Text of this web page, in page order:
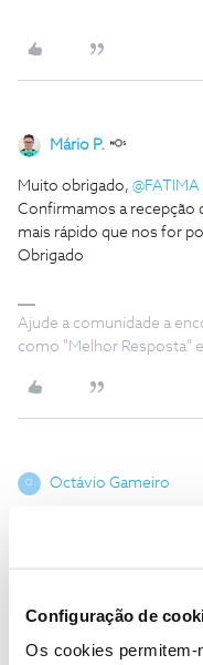
Configuração de
Os cookies permitem-
Mário P.
Muito obrigado, @FATIMA
Confirmamos a recepção
mais rápido que nos for
Obrigado
Ajude a comunidade a
como "Melhor Resposta"
O Octávio Gameiro
Acabo de perceber que
Estou aflito e só posso